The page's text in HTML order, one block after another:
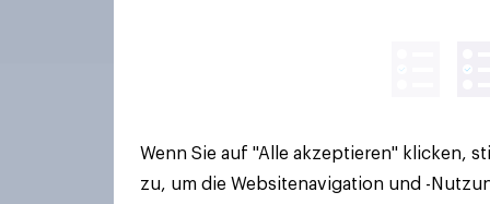
Wenn Sie auf "Alle akzeptieren" klicken,
zu, um die Websitenavigation und -